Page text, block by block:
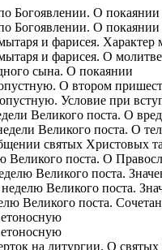
Богоявлении. О покаянии
Богоявлении. О покаянии
и фарисея. Характер
и фарисея. О
сына. О покаянии
О втором
Условие при
Великого поста. О
Великого поста. О
святых Христовых
Великого поста. О
Великого поста.
Великого поста.
Великого поста.
на литургии. О